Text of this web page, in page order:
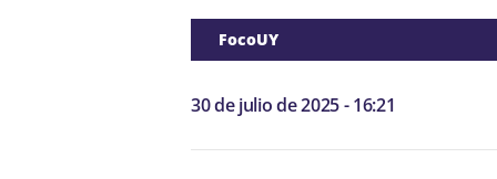
FocoUY
30 de julio de 2025 - 16:21